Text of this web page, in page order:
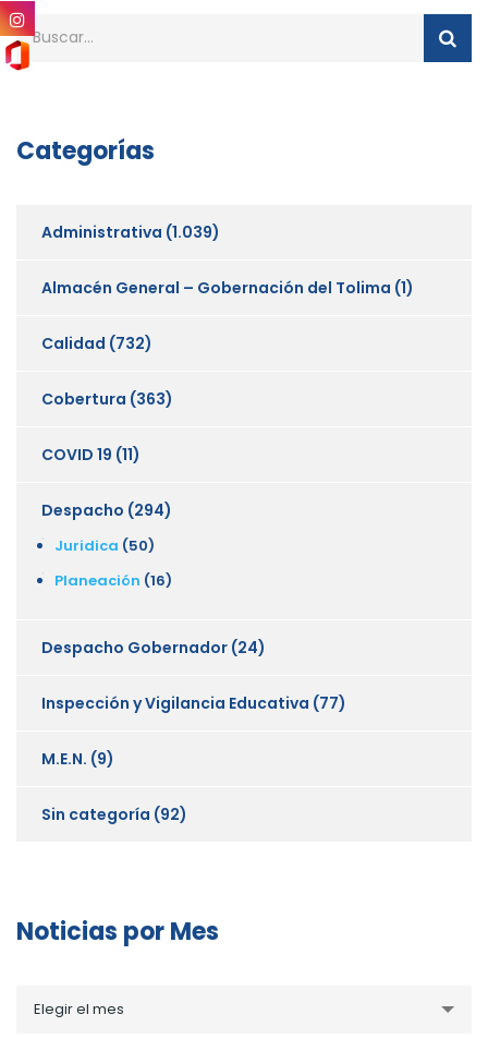
Categorías
Administrativa (1.039)
Almacén General – Gobernación del Tolima (1)
Calidad (732)
Cobertura (363)
COVID 19 (11)
Despacho (294)
Juridica (50)
Planeación (16)
Despacho Gobernador (24)
Inspección y Vigilancia Educativa (77)
M.E.N. (9)
Sin categoría (92)
Noticias por Mes
porElegir el mes